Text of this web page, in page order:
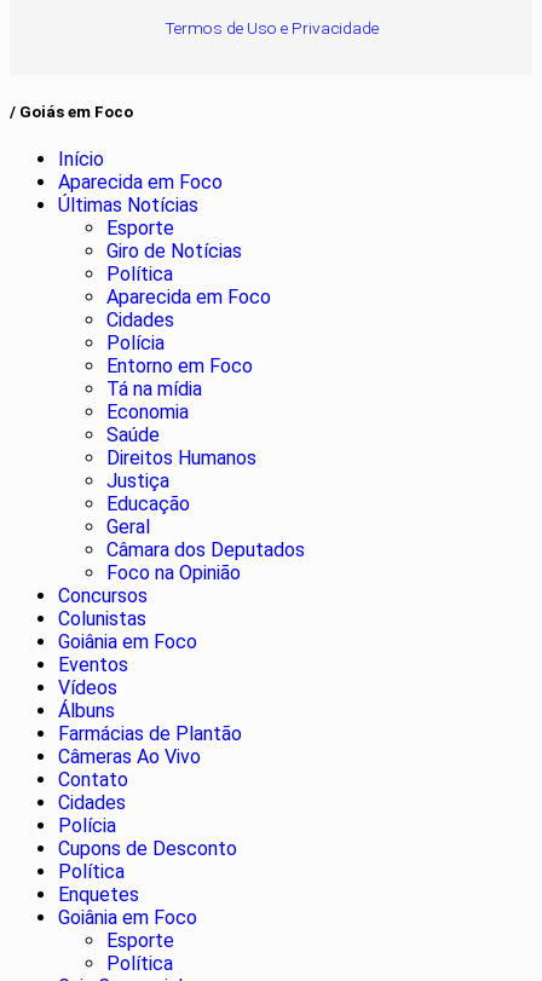
Termos de Uso e Privacidade
/ Goiás em Foco
Início
Aparecida em Foco
Últimas Notícias
Esporte
Giro de Notícias
Política
Aparecida em Foco
Cidades
Polícia
Entorno em Foco
Tá na mídia
Economia
Saúde
Direitos Humanos
Justiça
Educação
Geral
Câmara dos Deputados
Foco na Opinião
Concursos
Colunistas
Goiânia em Foco
Eventos
Vídeos
Álbuns
Farmácias de Plantão
Câmeras Ao Vivo
Contato
Cidades
Polícia
Cupons de Desconto
Política
Enquetes
Goiânia em Foco
Esporte
Política